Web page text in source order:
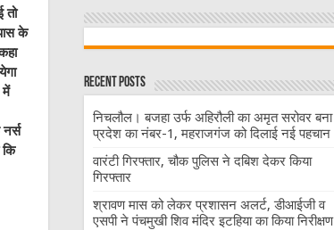
तो
के
में
कि
Recent Posts
निचलौल। बजहा उर्फ अहिरौली का अमृत सरोवर बना
प्रदेश का नंबर-1, महराजगंज को दिलाई नई पहचान
वारंटी गिरफ्तार, चौक पुलिस ने दबिश देकर किया
गिरफ्तार
श्रावण मास को लेकर प्रशासन अलर्ट, डीआईजी व
एसपी ने पंचमुखी शिव मंदिर इटहिया का किया निरीक्षण